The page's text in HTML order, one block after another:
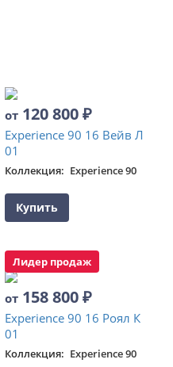
от 120 800₽
Experience 90 16 Вейв Л
01
Коллекция Experience 90
Купить
Лидер продаж
от 158 800₽
Experience 90 16 Роял К
01
Коллекция Experience 90